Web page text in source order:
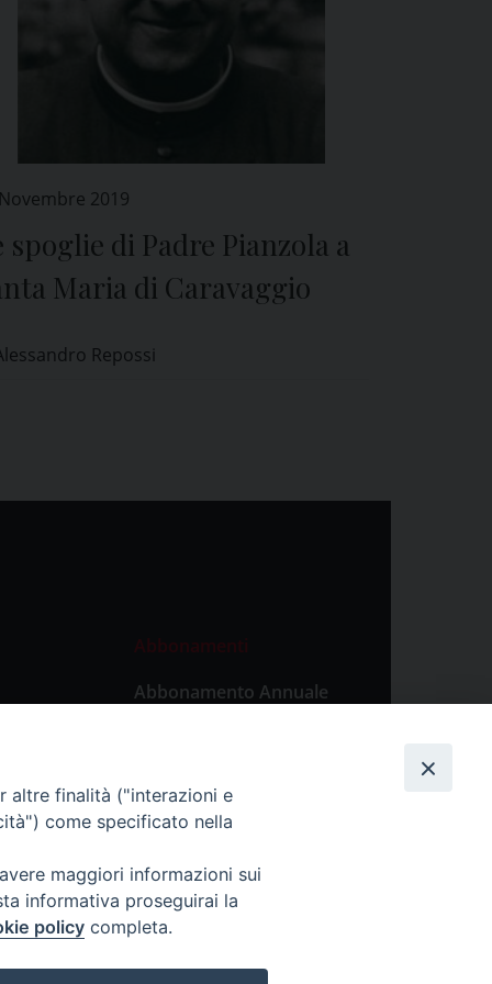
2019
spoglie di Padre Pianzola a
Maria di Caravaggio
Repossi
Abbonamenti
Abbonamento Annuale
Abbonamento Singola
altre finalità ("interazioni e
come specificato nella
maggiori informazioni sui
informativa proseguirai la
policy completa.